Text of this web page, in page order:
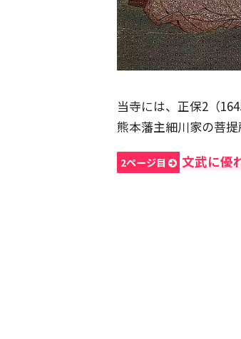
当寺には、正保2（
熊本藩主細川家の菩提
2ページ目 文武に優